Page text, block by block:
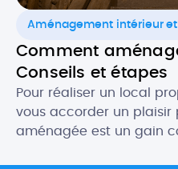
Aménagement intérieur
Comment
Conseils et étapes
Pour réaliser un local
vous accorder un plaisir
aménagée est un gain